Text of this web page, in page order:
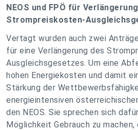
NEOS und FPÖ für
Strompreiskosten-
Vertagt wurden auch zwei
für eine Verlängerung des
Ausgleichsgesetzes. Um eine
hohen Energiekosten und damit
Stärkung der
energieintensiven
den NEOS. Sie sprechen sich
Möglichkeit Gebrauch zu